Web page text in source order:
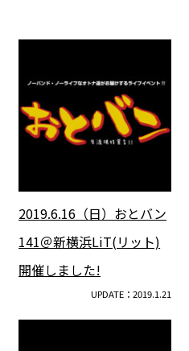
2019.6.16（日）おとバン
141＠新横浜LiT(リット)
開催しました!
UPDATE：2019.1.21